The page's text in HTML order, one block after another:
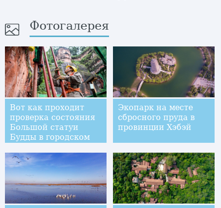
Фотогалерея
Вот как проходит
проверка состояния
Большой статуи
Будды в городском
Экопарк на месте
сбросного пруда в
провинции Хэбэй